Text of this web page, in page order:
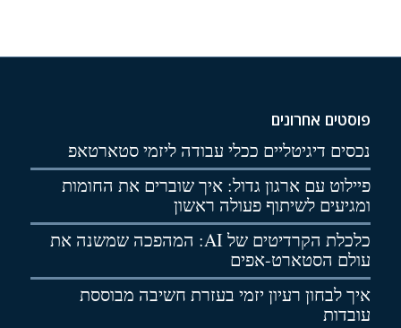
פוסטים אחרונים
נכסים דיגיטליים ככלי עבודה ליזמי סטארטאפ
פיילוט עם ארגון גדול: איך שוברים את החומות
ומגיעים לשיתוף פעולה ראשון
כלכלת הקרדיטים של AI: המהפכה שמשנה את
עולם הסטארט-אפים
איך לבחון רעיון יזמי בעזרת חשיבה מבוססת
עובדות